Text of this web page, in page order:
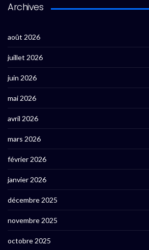
Archives
août 2026
juillet 2026
juin 2026
mai 2026
avril 2026
mars 2026
février 2026
janvier 2026
décembre 2025
novembre 2025
octobre 2025